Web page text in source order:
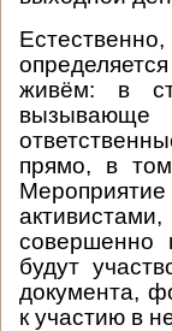
живём: в
прямо, в
совершенно
будут
документа,
к участию в